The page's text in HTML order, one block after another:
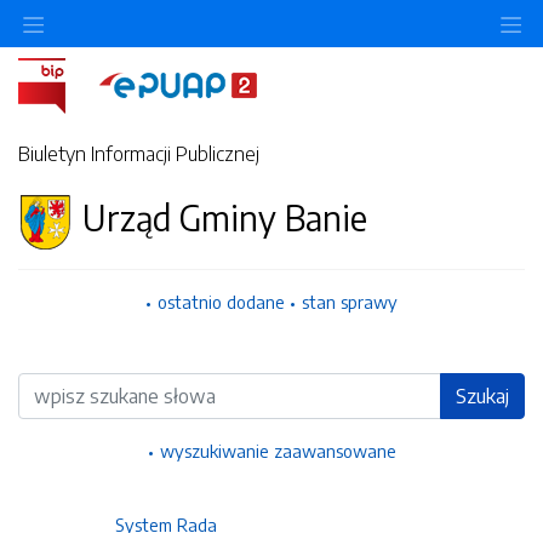
Biuletyn Informacji Publicznej
Urząd Gminy Banie
ostatnio dodane stan sprawy
Wyszukiwarka Szukaj
wyszukiwanie zaawansowane
System Rada